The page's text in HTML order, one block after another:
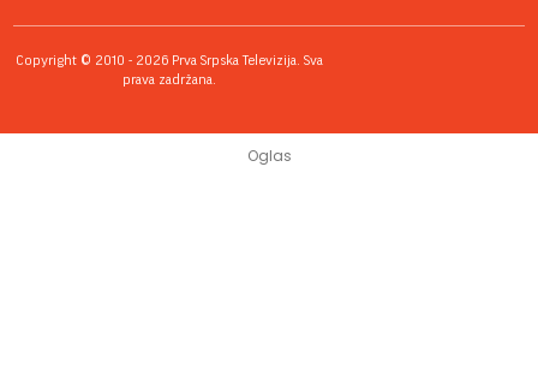
Copyright © 2010 - 2026 Prva Srpska Televizija. Sva
prava zadržana.